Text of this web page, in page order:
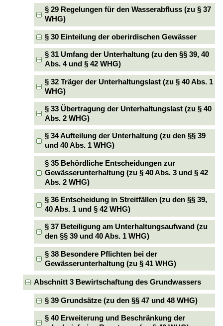
§ 29 Regelungen für den Wasserabfluss (zu § 37
WHG)
§ 30 Einteilung der oberirdischen Gewässer
§ 31 Umfang der Unterhaltung (zu den §§ 39, 40
Abs. 4 und § 42 WHG)
§ 32 Träger der Unterhaltungslast (zu § 40 Abs. 1
WHG)
§ 33 Übertragung der Unterhaltungslast (zu § 40
Abs. 2 WHG)
§ 34 Aufteilung der Unterhaltung (zu den §§ 39
und 40 Abs. 1 WHG)
§ 35 Behördliche Entscheidungen zur
Gewässerunterhaltung (zu § 40 Abs. 3 und § 42
Abs. 2 WHG)
§ 36 Entscheidung in Streitfällen (zu den §§ 39,
40 Abs. 1 und § 42 WHG)
§ 37 Beteiligung am Unterhaltungsaufwand (zu
den §§ 39 und 40 Abs. 1 WHG)
§ 38 Besondere Pflichten bei der
Gewässerunterhaltung (zu § 41 WHG)
Abschnitt 3 Bewirtschaftung des Grundwassers
§ 39 Grundsätze (zu den §§ 47 und 48 WHG)
§ 40 Erweiterung und Beschränkung der